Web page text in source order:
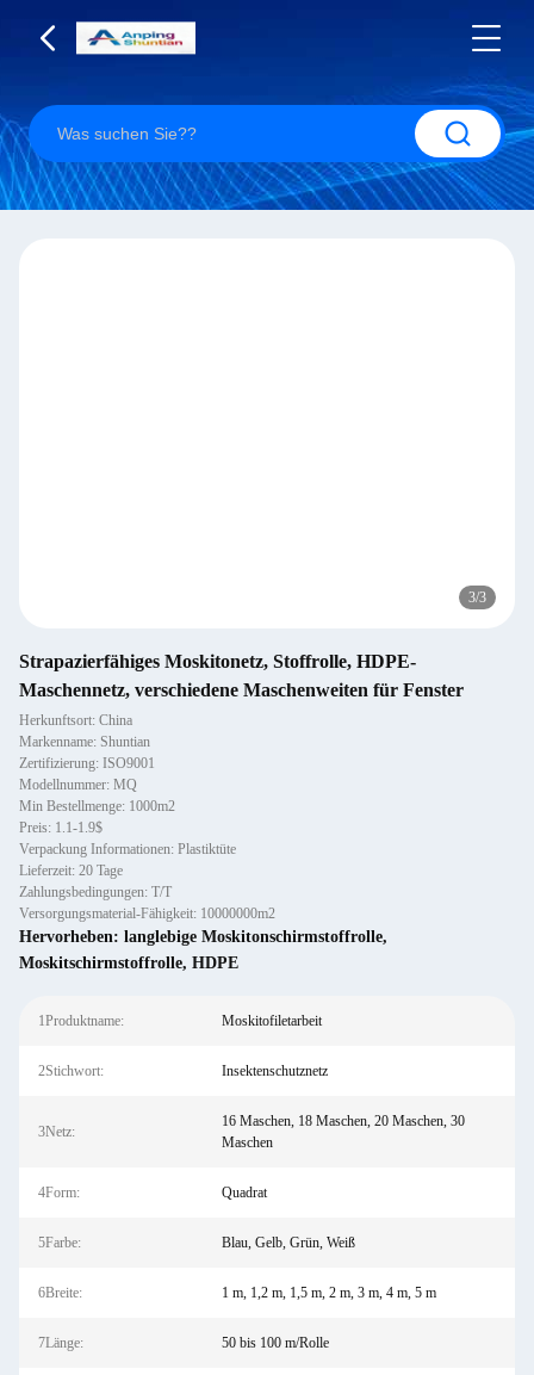
3/3
Strapazierfähiges Moskitonetz, Stoffrolle, HDPE-
Maschennetz, verschiedene Maschenweiten für Fenster
Herkunftsort: China
Markenname: Shuntian
Zertifizierung: ISO9001
Modellnummer: MQ
Min Bestellmenge: 1000m2
Preis: 1.1-1.9$
Verpackung Informationen: Plastiktüte
Lieferzeit: 20 Tage
Zahlungsbedingungen: T/T
Versorgungsmaterial-Fähigkeit: 10000000m2
Hervorheben: langlebige Moskitonschirmstoffrolle,
Moskitschirmstoffrolle, HDPE
1Produktname: Moskitofiletarbeit
2Stichwort: Insektenschutznetz
3Netz:
16 Maschen, 18 Maschen, 20 Maschen, 30
Maschen
4Form: Quadrat
5Farbe: Blau, Gelb, Grün, Weiß
6Breite: 1 m, 1,2 m, 1,5 m, 2 m, 3 m, 4 m, 5 m
7Länge: 50 bis 100 m/Rolle